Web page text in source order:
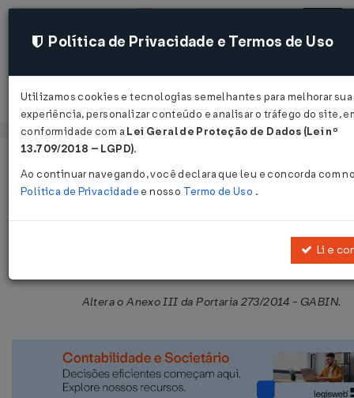
Acessar
Publicado no DOE - MA em 22 jun 2016
Altera o Anexo III da Portaria 273/2014 - GABIN.
Política de Privacidade e Termos de Uso
Utilizamos cookies e tecnologias semelhantes para melhorar sua
experiência, personalizar conteúdo e analisar o tráfego do site,
conformidade com a Lei Geral de Proteção de Dados (Lei nº
13.709/2018 – LGPD).
Ao continuar navegando, você declara que leu e concorda com
Política de Privacidade e nosso Termo de Uso .
Li e